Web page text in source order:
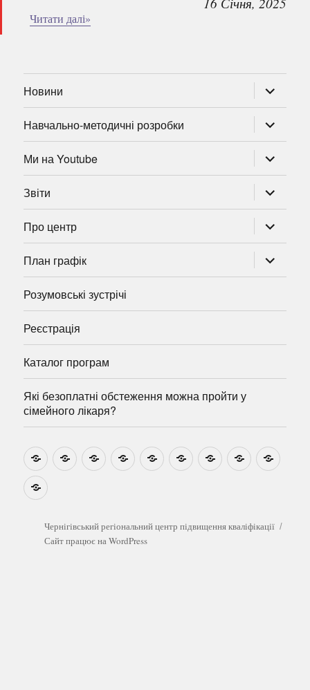
Читати далі»
Новини
підменю
Навчально-методичні розробки
підменю
Ми на Youtube
підменю
Звіти
підменю
Про центр
підменю
План графік
підменю
Розумовські зустрічі
Реєстрація
Каталог програм
Які безоплатні обстеження можна пройти у
сімейного лікаря?
НовиниНавчально-
методичні
Ми
на
Звіти Про
центр
План
графік
Розумовські
зустрічі
Реєстрація
Які
безоплатні
можна
пройти
у
Чернігівський регіональний центр підвищення кваліфікації
Сайт працює на WordPress